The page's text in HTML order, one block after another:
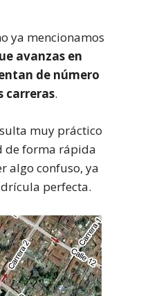
ya mencionamos
avanzas en
de número
carreras.
muy práctico
de forma rápida
algo confuso, ya
perfecta.